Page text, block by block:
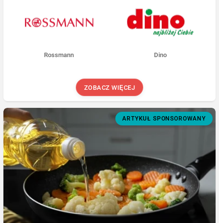
Rossmann Dino
ZOBACZ WIĘCEJ
ARTYKUŁ SPONSOROWANY